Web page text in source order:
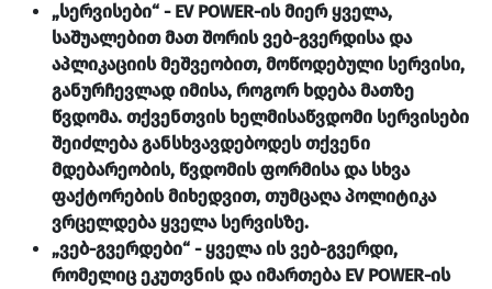
„სერვისები“ - EV POWER-ის მიერ ყველა,
საშუალებით მათ შორის ვებ-გვერდისა და
აპლიკაციის მეშვეობით, მოწოდებული სერვისი,
განურჩევლად იმისა, როგორ ხდება მათზე
წვდომა. თქვენთვის ხელმისაწვდომი სერვისები
შეიძლება განსხვავდებოდეს თქვენი
მდებარეობის, წვდომის ფორმისა და სხვა
ფაქტორების მიხედვით, თუმცაღა პოლიტიკა
ვრცელდება ყველა სერვისზე.
„ვებ-გვერდები“ - ყველა ის ვებ-გვერდი,
რომელიც ეკუთვნის და იმართება EV POWER-ის